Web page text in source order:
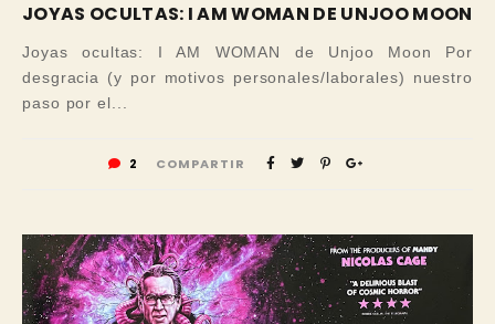
JOYAS OCULTAS: I AM WOMAN DE UNJOO MOON
Joyas ocultas: I AM WOMAN de Unjoo Moon Por
desgracia (y por motivos personales/laborales) nuestro
paso por el...
2 COMPARTIR